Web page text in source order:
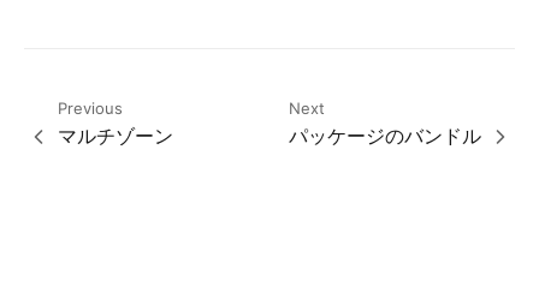
Previous
マルチゾーン
Next
パッケージのバンドル